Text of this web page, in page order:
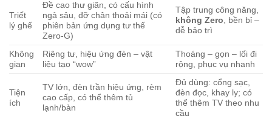
Triết
lý ghế
Đề cao thư giãn, có cấu hình
ngả sâu, đỡ chân thoải mái (có
phiên bản ứng dụng tư thế
Zero-G)
Tập trung công năng,
không Zero, bền bỉ –
dễ bảo trì
Không
gian
Riêng tư, hiệu ứng đèn – vật
liệu tạo “wow”
Thoáng – gọn – lối đi
rộng, phục vụ nhanh
Tiện
ích
TV lớn, đèn trần hiệu ứng, rèm
cao cấp, có thể thêm tủ
lạnh/bàn
Đủ dùng: cổng sạc,
đèn đọc, khay ly; có
thể thêm TV theo nhu
cầu